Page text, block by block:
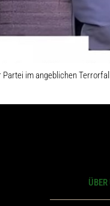
im angeblichen